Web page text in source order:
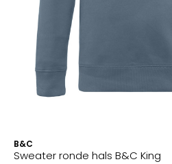
B&C
Sweater ronde hals B&C King